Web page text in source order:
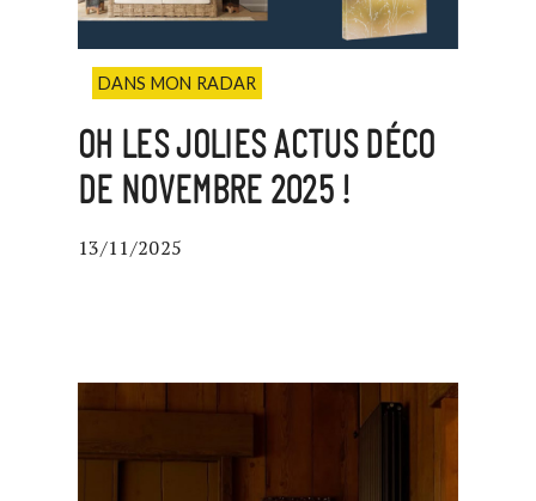
DANS MON RADAR
OH LES JOLIES ACTUS DÉCO
DE NOVEMBRE 2025 !
13/11/2025